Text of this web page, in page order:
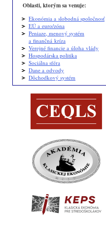
Oblasti, ktorým sa venuje:
Ekonómia a slobodná spoločnosť
EÚ a euro/zóna
Peniaze, menový systém
a finančná kríza
Verejné financie a úloha vlády
Hospodárska politika
Sociálna sféra
Dane a odvody
Dôchodkový systém